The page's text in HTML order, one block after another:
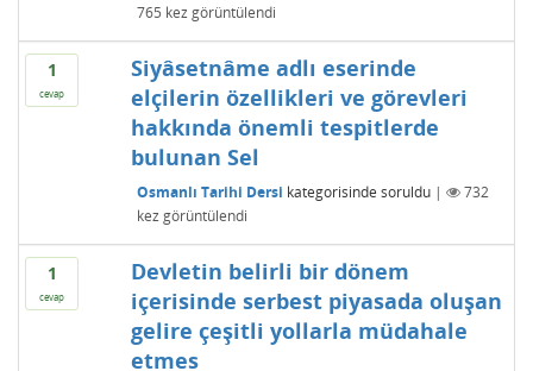
765 kez görüntülendi
1
cevap
Siyâsetnâme adlı eserinde
elçilerin özellikleri ve görevleri
hakkında önemli tespitlerde
bulunan Sel
Osmanlı Tarihi Dersi kategorisinde soruldu |
732
kez görüntülendi
1
cevap
Devletin belirli bir dönem
içerisinde serbest piyasada oluşan
gelire çeşitli yollarla müdahale
etmes